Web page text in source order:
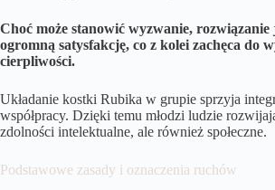
Choć może stanowić wyzwanie,
ogromną satysfakcję, co z kolei zachęca do
cierpliwości.
Układanie kostki Rubika w grupie sprzyja
współpracy. Dzięki temu młodzi ludzie
zdolności intelektualne, ale również społeczne.
Podstawowe zasady i oznaczenia ruchów